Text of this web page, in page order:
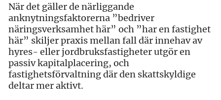
När det gäller de närliggande
anknytningsfaktorerna ”bedriver
näringsverksamhet här” och ”har en fastighet
här” skiljer praxis mellan fall där innehav av
hyres- eller jordbruksfastigheter utgör en
passiv kapitalplacering, och
fastighetsförvaltning där den skattskyldige
deltar mer aktivt.